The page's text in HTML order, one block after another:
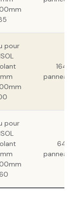
pour
164
pour
64